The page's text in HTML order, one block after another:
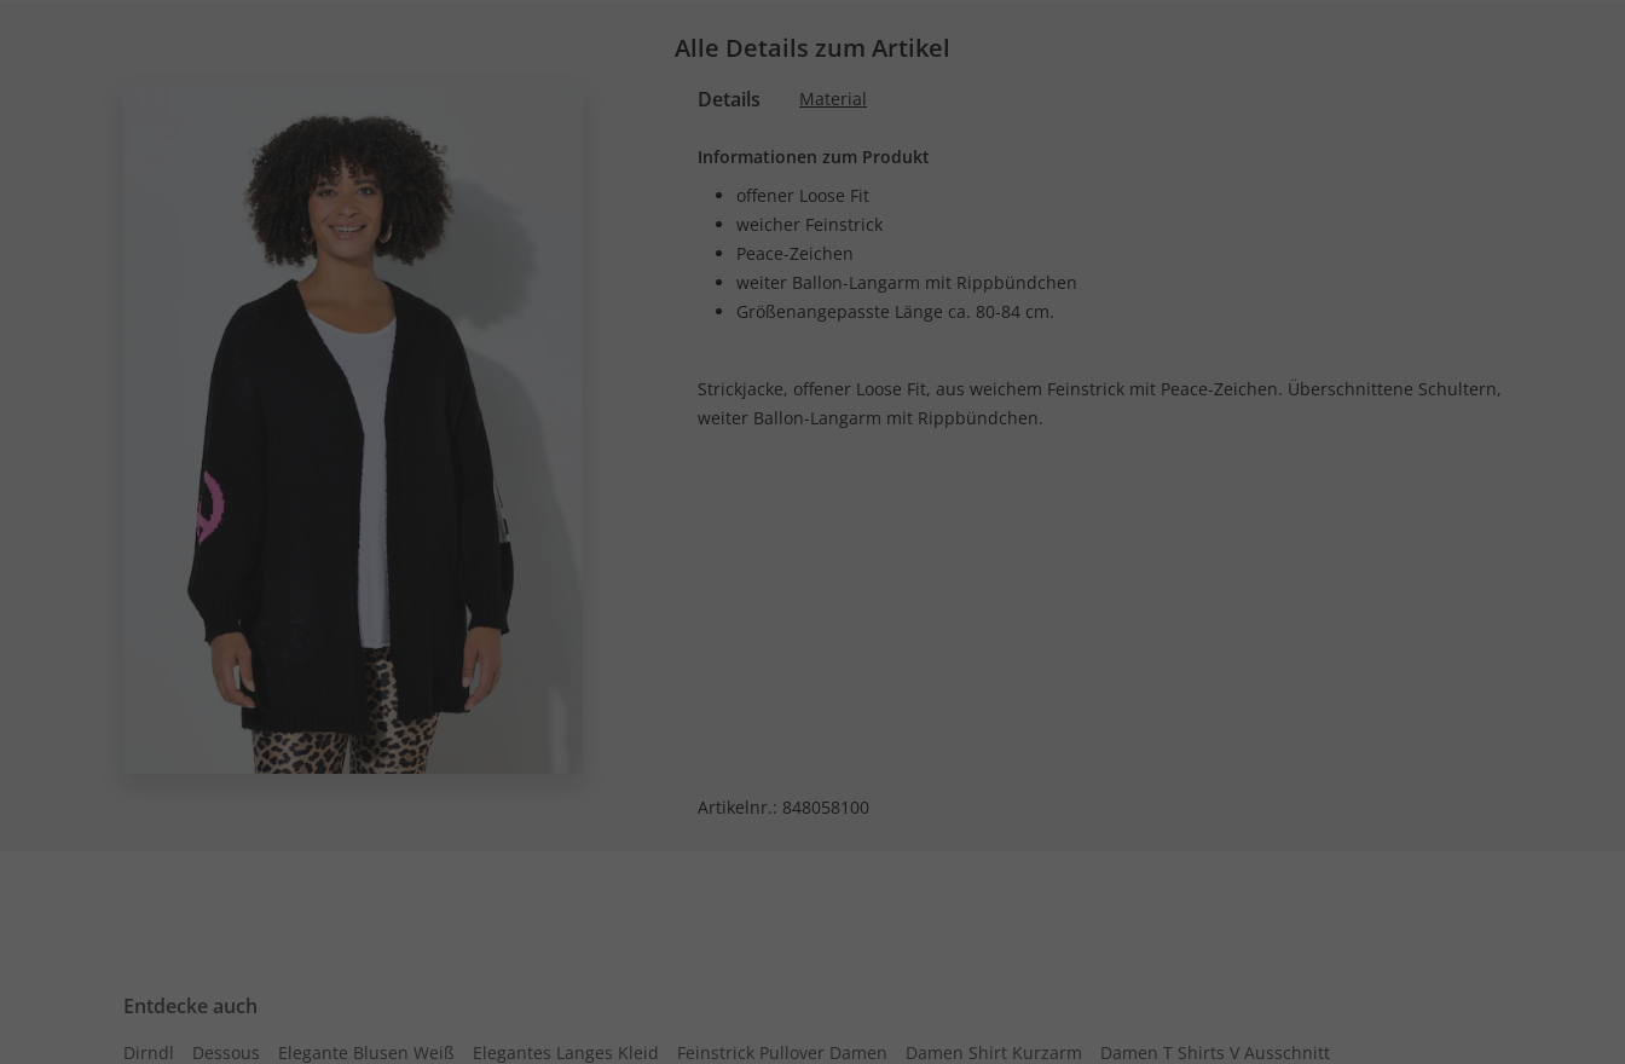
Alle Details zum Artikel
Details Material
Informationen zum Produkt
offener Loose Fit
weicher Feinstrick
Peace-Zeichen
weiter Ballon-Langarm mit Rippbündchen
Größenangepasste Länge ca. 80-84 cm.
Strickjacke, offener Loose Fit, aus weichem Feinstrick mit Peace-Zeichen. Überschnittene Schultern,
weiter Ballon-Langarm mit Rippbündchen.
Artikelnr.: 848058100
Entdecke auch
Dirndl Dessous Elegante Blusen Weiß Elegantes Langes Kleid Feinstrick Pullover Damen Damen Shirt Kurzarm
Damen T Shirts V Ausschnitt